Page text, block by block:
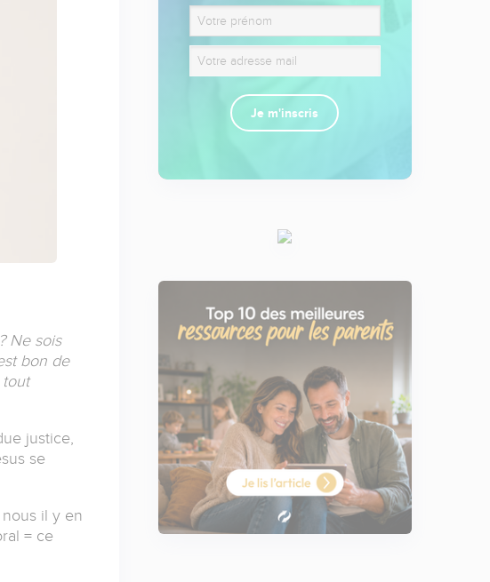
Ne sois
bon de
justice,
se
il y en
= ce
Je m'inscris